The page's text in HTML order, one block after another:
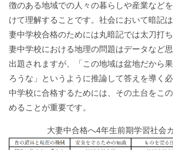
徴のある地域での人々の暮らしや産業など
けて理解することです。社会において暗記
妻中学校合格のためには丸暗記では太刀打
妻中学校における地理の問題はデータなど
出題されますが、「この地域は盆地だから
ろうな」というように推論して答えを導く
中学校に合格するためには、その土台をこ
めることが重要です。
大妻中合格へ4年生前期学習社会